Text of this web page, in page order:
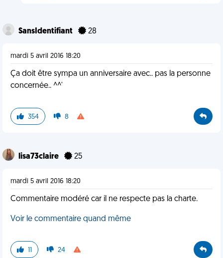
SansIdentifiant 28
mardi 5 avril 2016 18:20
Ça doit être sympa un anniversaire avec.. pas la personne
concernée.. ^^'
354 8
lisa73claire 25
mardi 5 avril 2016 18:20
Commentaire modéré car il ne respecte pas la charte.
Voir le commentaire quand même
11 24